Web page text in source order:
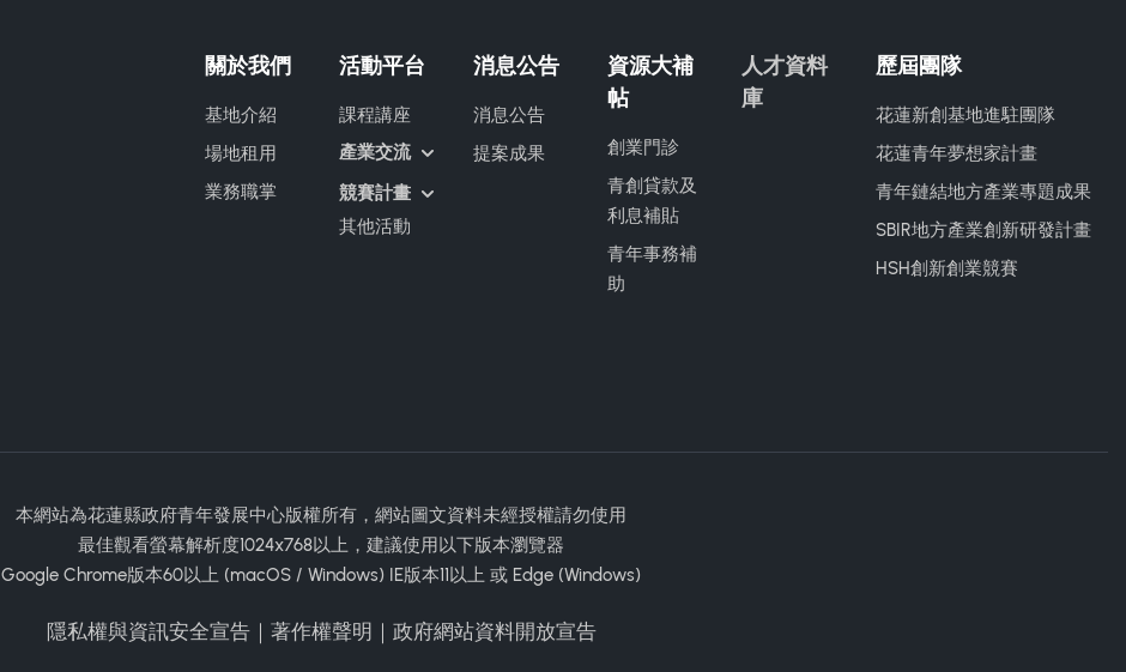
關於我們
基地介紹
場地租用
業務職掌
活動平台
課程講座
產業交流
競賽計畫
其他活動
消息公告
消息公告
提案成果
資源大補
帖
創業門診
青創貸款及
利息補貼
青年事務補
助
人才資料
庫
歷屆團隊
花蓮新創基地進駐團隊
花蓮青年夢想家計畫
青年鏈結地方產業專題成果
SBIR地方產業創新研發計畫
HSH創新創業競賽
本網站為花蓮縣政府青年發展中心版權所有，網站圖文資料未經授權請勿使用
最佳觀看螢幕解析度1024x768以上，建議使用以下版本瀏覽器
Google Chrome版本60以上 (macOS / Windows) IE版本11以上 或 Edge (Windows)
隱私權與資訊安全宣告｜ 著作權聲明 ｜ 政府網站資料開放宣告